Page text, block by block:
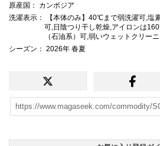
原産国 ： カンボジア
洗濯表示 ： 【本体のみ】40℃まで弱洗濯可,塩
可,日陰つり干し乾燥,アイロンは
（石油系）可,弱いウェットクリー
シーズン ： 2026年 春夏